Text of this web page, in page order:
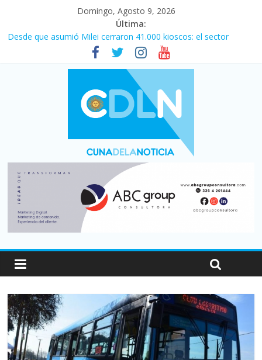
Domingo, Agosto 9, 2026
Última:
Desde que asumió Milei cerraron 41.000 kioscos: el sector
denuncia crisis como en 2001
El agro argentino logró un récord histórico de exportaciones en
Duelo internacional: Falleció Jorge Messi, el papá de Leo
Central se despertó y selló una victoria con remontada incluida
por 2 a 1 ante Aldosivi
La morosidad alcanzó su nivel más alto en dos décadas y ya
afecta a 400 mil deudores en Santa Fe